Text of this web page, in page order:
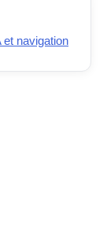
navigation